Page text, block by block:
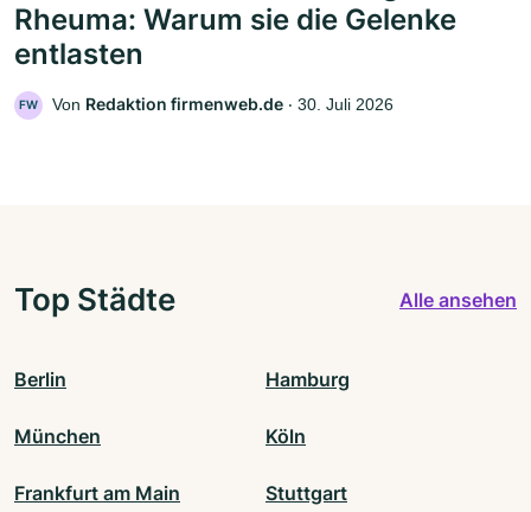
Rheuma: Warum sie die Gelenke
entlasten
FW Von Redaktion firmenweb.de ‧ 30. Juli 2026
Top Städte Alle ansehen
Berlin Hamburg
München Köln
Frankfurt am Main Stuttgart